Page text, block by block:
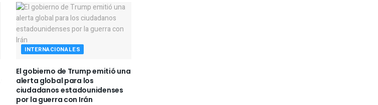
INTERNACIONALES
El gobierno de Trump emitió una
alerta global para los
ciudadanos estadounidenses
por la guerra con Irán